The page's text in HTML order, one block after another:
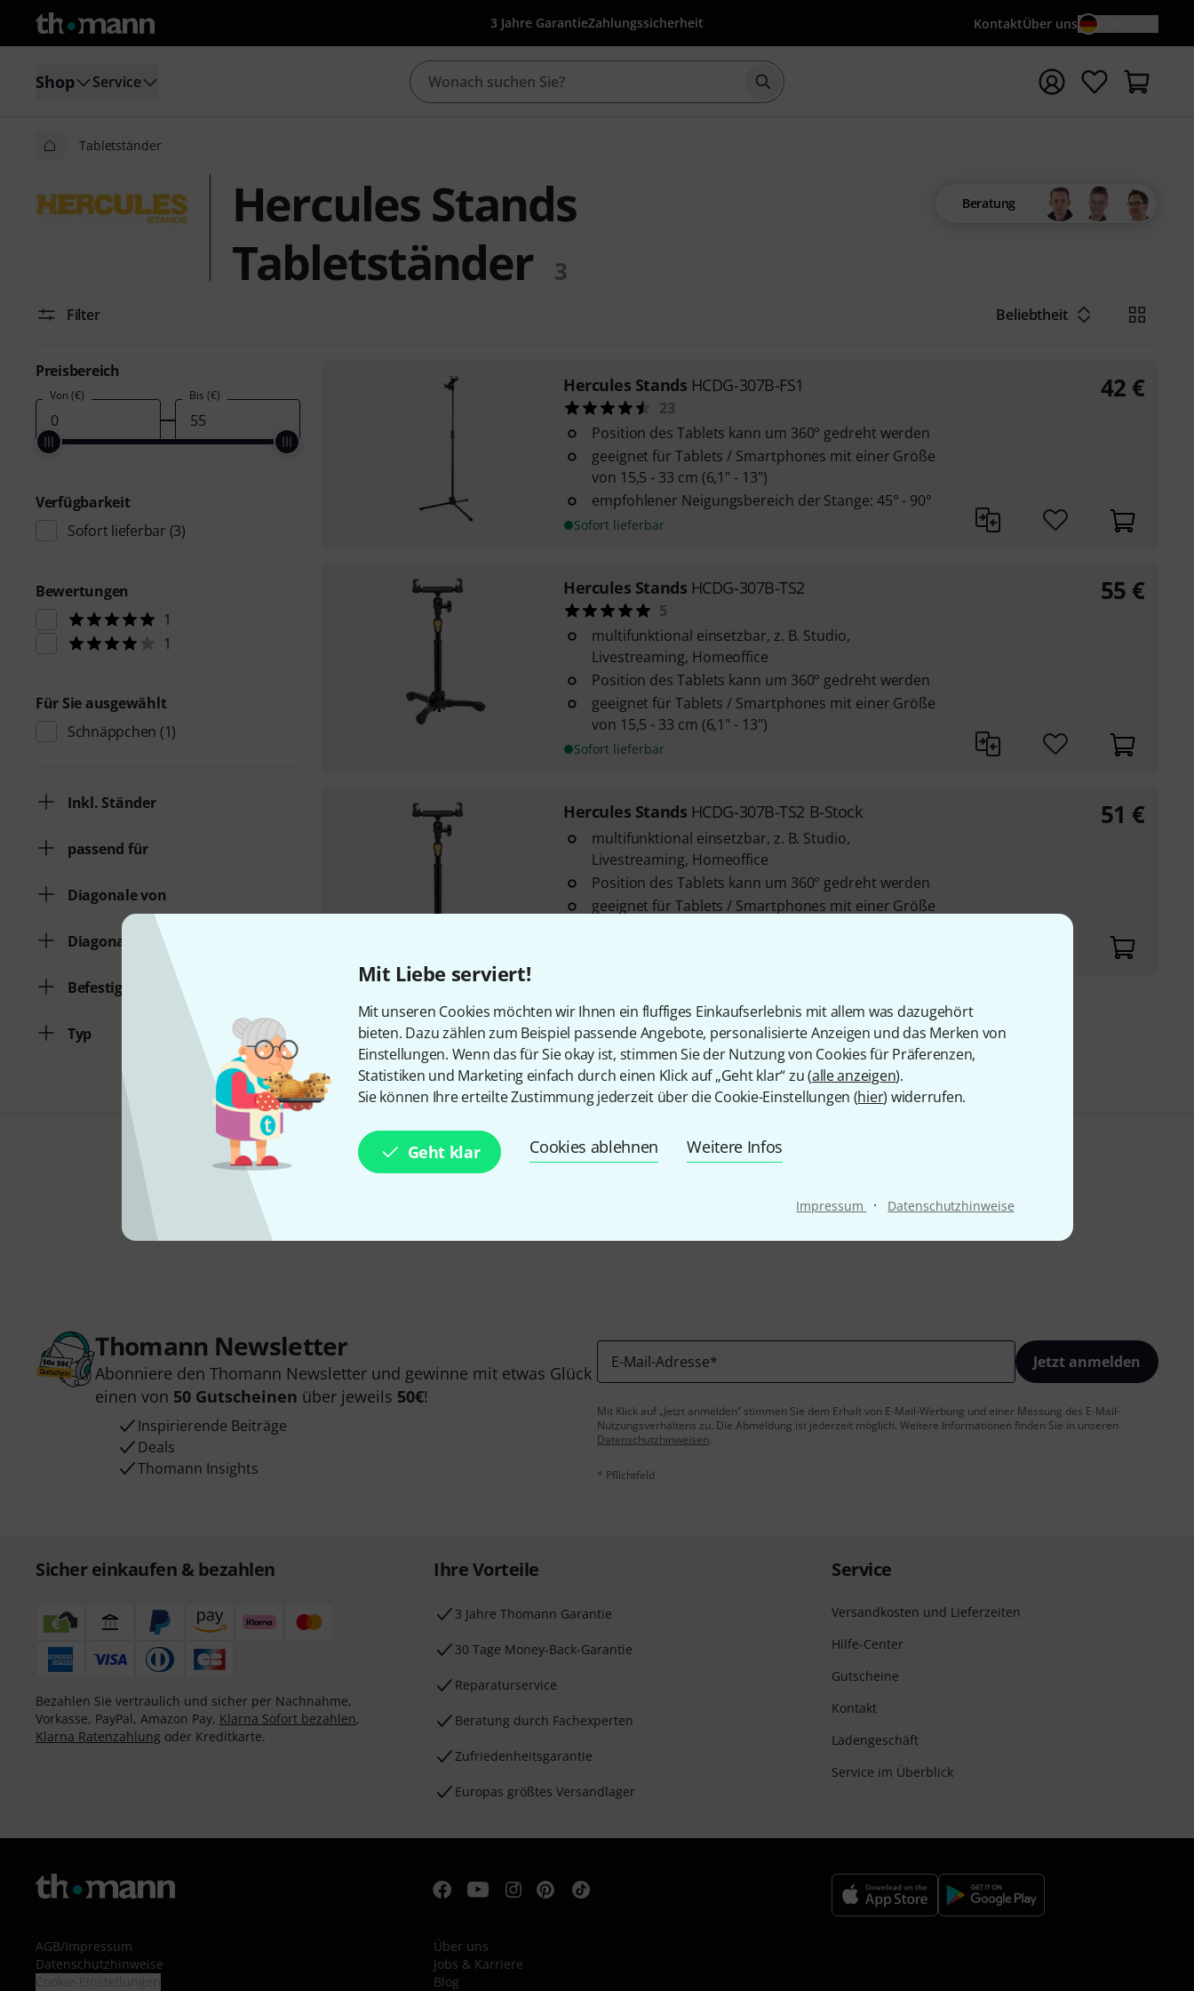
Mit Liebe serviert!
Mit unseren Cookies möchten wir Ihnen ein fluffiges Einkaufserlebnis mit allem was dazugehört
bieten. Dazu zählen zum Beispiel passende Angebote, personalisierte Anzeigen und das Merken von
Einstellungen. Wenn das für Sie okay ist, stimmen Sie der Nutzung von Cookies für Präferenzen,
Statistiken und Marketing einfach durch einen Klick auf „Geht klar“ zu (alle anzeigen).
Sie können Ihre erteilte Zustimmung jederzeit über die Cookie-Einstellungen (hier) widerrufen.
Geht klar Cookies ablehnen Weitere Infos
Impressum · Datenschutzhinweise
3 Jahre GarantieZahlungssicherheit KontaktÜber uns
Shop Service Suche mit Suchwort {searchTerm} starten
Tabletständer
Hercules Stands
Tabletständer
3
Beratung
Filter Beliebtheit
Preisbereich
Von (€) Bis (€)
Verfügbarkeit
Sofort lieferbar (3)
Bewertungen
1
1
Für Sie ausgewählt
Schnäppchen (1)
Inkl. Ständer
passend für
Diagonale von
Diagonale bis
Befestigung
Typ
Hercules Stands HCDG-307B-FS1
23
Position des Tablets kann um 360° gedreht werden
geeignet für Tablets / Smartphones mit einer Größe
von 15,5 - 33 cm (6,1" - 13")
empfohlener Neigungsbereich der Stange: 45° - 90°
Sofort lieferbar
42 €
Hercules Stands HCDG-307B-TS2
5
multifunktional einsetzbar, z. B. Studio,
Livestreaming, Homeoffice
Position des Tablets kann um 360° gedreht werden
geeignet für Tablets / Smartphones mit einer Größe
von 15,5 - 33 cm (6,1" - 13")
Sofort lieferbar
55 €
Hercules Stands HCDG-307B-TS2 B-Stock
multifunktional einsetzbar, z. B. Studio,
Livestreaming, Homeoffice
Position des Tablets kann um 360° gedreht werden
geeignet für Tablets / Smartphones mit einer Größe
51 €
Kostenloser Versand ab 29 €
Alle Preise inkl. MwSt.
Gefällt Ihnen, was Sie sehen?
Thomann Newsletter
Abonniere den Thomann Newsletter und gewinne mit etwas Glück
einen von 50 Gutscheinen über jeweils 50€!
Inspirierende Beiträge
Deals
Thomann Insights
E-Mail-Adresse* Jetzt anmelden
Mit Klick auf „Jetzt anmelden“ stimmen Sie dem Erhalt von E-Mail-Werbung und einer Messung des E-Mail-
Nutzungsverhaltens zu. Die Abmeldung ist jederzeit möglich. Weitere Informationen finden Sie in unseren
Datenschutzhinweisen.
* Pflichtfeld
Sicher einkaufen & bezahlen
Bezahlen Sie vertraulich und sicher per Nachnahme,
Vorkasse, PayPal, Amazon Pay, Klarna Sofort bezahlen,
Klarna Ratenzahlung oder Kreditkarte.
Ihre Vorteile
3 Jahre Thomann Garantie
30 Tage Money-Back-Garantie
Reparaturservice
Beratung durch Fachexperten
Zufriedenheitsgarantie
Europas größtes Versandlager
Service
Versandkosten und Lieferzeiten
Hilfe-Center
Gutscheine
Kontakt
Ladengeschäft
Service im Überblick
AGB/Impressum
Datenschutzhinweise
Über uns
Jobs & Karriere
Blog